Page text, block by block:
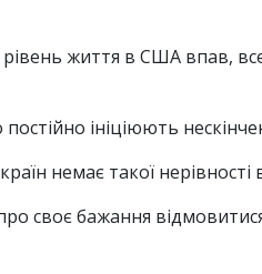
життя в США впав,
ініціюють
немає такої
своє бажання